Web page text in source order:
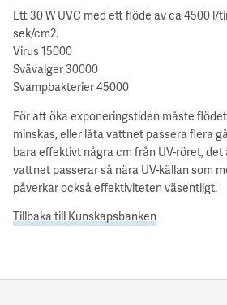
Ett 30 W UVC med ett flöde av ca 4500 l/
sek/cm2.
Virus 15000
Svävalger 30000
Svampbakterier 45000
För att öka exponeringstiden måste
minskas, eller låta vattnet passera flera
bara effektivt några cm från UV-röret,
vattnet passerar så nära UV-källan som
påverkar också effektiviteten väsentligt.
Tillbaka till Kunskapsbanken